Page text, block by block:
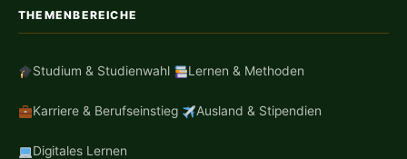
THEMENBEREICHE
Studium & Studienwahl Lernen & Methoden
Karriere & Berufseinstieg Ausland & Stipendien
Digitales Lernen